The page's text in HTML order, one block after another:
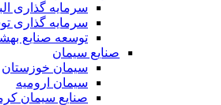
سرمایه گذاری
سرمایه گذاری
توسعه‌ صنایع‌
صنایع سیمان
سیمان خوزستان
سیمان ارومیه
صنایع سیمان